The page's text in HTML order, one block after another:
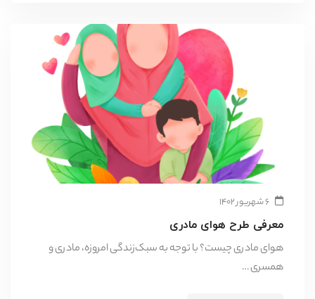
۶ شهریور ۱۴۰۲
معرفی طرح هوای مادری
هوای مادری چیست؟ با توجه به سبک‌زندگی امروزه، مادری و
همسری …